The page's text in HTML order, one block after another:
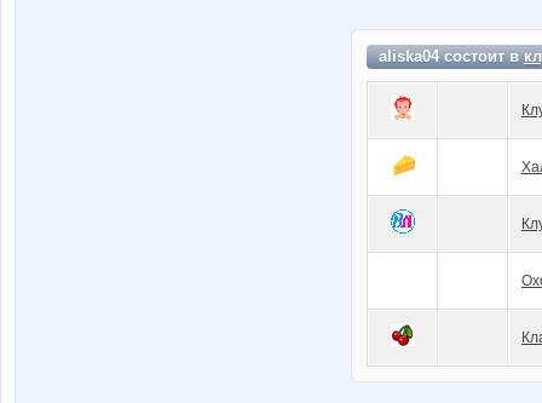
aliska04 состоит в